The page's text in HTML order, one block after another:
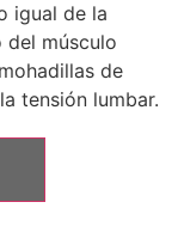
igual de la
del músculo
de
tensión lumbar.